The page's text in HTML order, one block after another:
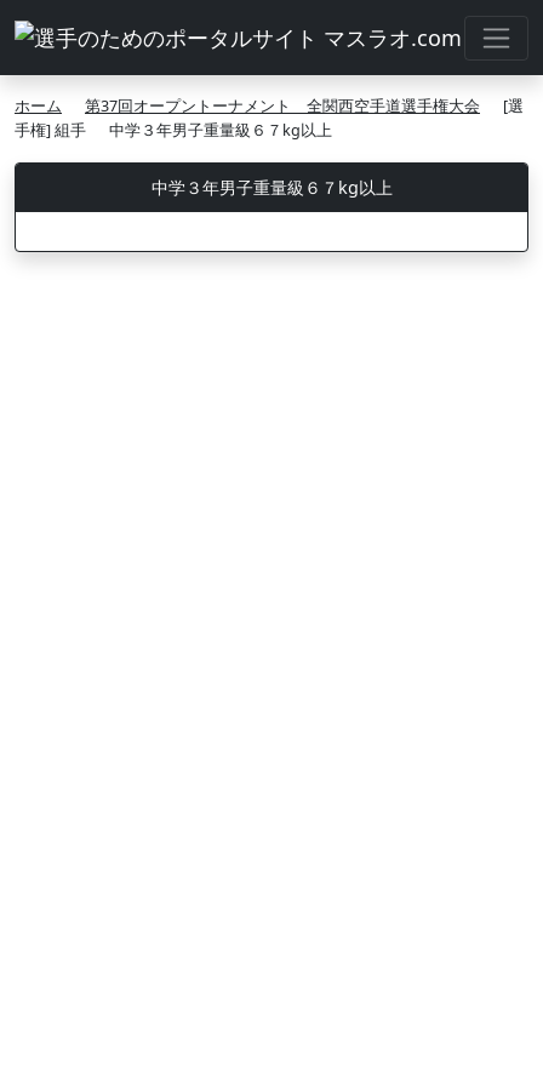
ホーム 第37回オープントーナメント 全関西空手道選手権大会
[選
手権] 組手
中学３年男子重量級６７kg以上
中学３年男子重量級６７kg以上